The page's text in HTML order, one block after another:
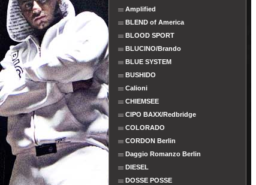
Amplified
BLEND of America
BLOOD SPORT
BLUCINO/Brando
BLUE SYSTEM
BUSHIDO
Calioni
CHIEMSEE
CIPO BAXX/Redbridge
COLORADO
CORDON Berlin
Daggio Romanzo Berlin
DIESEL
DOSSE POSSE